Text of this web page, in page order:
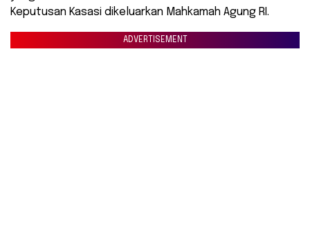
Keputusan Kasasi dikeluarkan Mahkamah Agung RI.
ADVERTISEMENT